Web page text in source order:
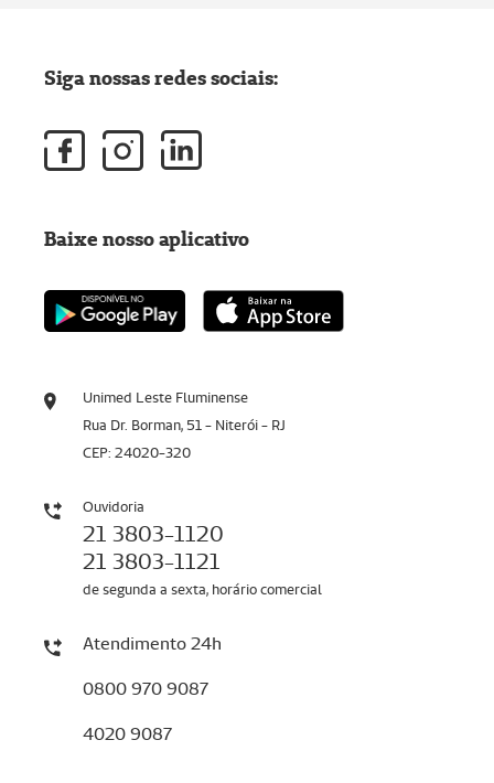
Unimed Leste Fluminense
Rua Dr. Borman, 51 - Niterói - RJ
CEP: 24020-320
Ouvidoria
21 3803-1120
21 3803-1121
de segunda a sexta, horário comercial
Atendimento 24h
0800 970 9087
4020 9087
Siga nossas redes sociais:
Baixe nosso aplicativo